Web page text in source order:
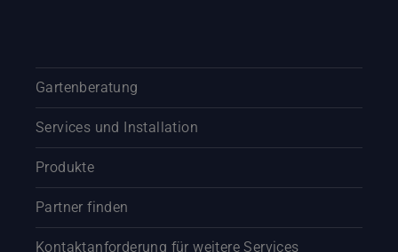
Gartenberatung
Services und Installation
Produkte
Partner finden
Kontaktanforderung für weitere Services